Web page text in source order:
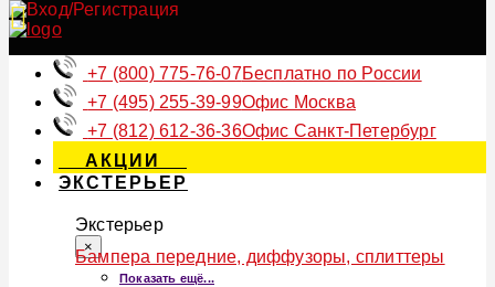
+7 (800) 775-76-07Бесплатно по России
+7 (495) 255-39-99Офис Москва
+7 (812) 612-36-36Офис Санкт-Петербург
АКЦИИ
ЭКСТЕРЬЕР
Экстерьер
×
Бампера передние, диффузоры, сплиттеры
Показать ещё...